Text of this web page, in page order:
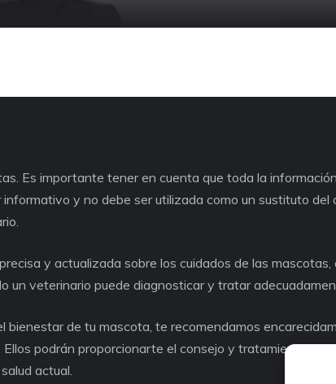
Es importante tener en cuenta que toda la información
y no debe ser utilizada como un sustituto del
y actualizada sobre los cuidados de las
un veterinario puede diagnosticar y tratar
bienestar de tu mascota, te recomendamos
podrán proporcionarte el consejo y tratamiento
actual.